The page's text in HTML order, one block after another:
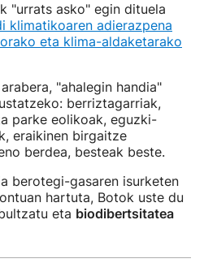
"urrats asko" egin dituela
klimatikoaren adierazpena
eta klima-aldaketarako
"ahalegin handia"
berriztagarriak,
parke eolikoak, eguzki-
eraikinen birgaitze
berdea, besteak beste.
berotegi-gasaren isurketen
hartuta, Botok uste du
eta biodibertsitatea